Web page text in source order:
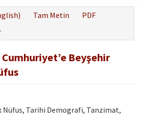
Tam Metin
PDF
Beyşehir
Nüfus, Tarihi Demografi, Tanzimat,